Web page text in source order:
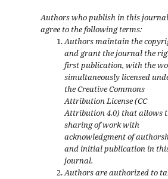
Authors who publish in this journal
agree to the following terms:
Authors maintain the
and grant the journal the
first publication, with the
simultaneously licensed
the Creative Commons
Attribution License (CC
Attribution 4.0) that allows
sharing of work with
acknowledgment of
and initial publication in
journal.
Authors are authorized to